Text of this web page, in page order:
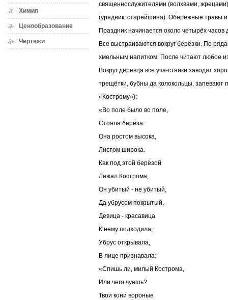
Химия
Ценообразование
Чертежи
священнослужителями (волхвами,
(урядник, старейшина). Обережные травы и
Праздник начинается около четырёх часов
Все выстраиваются вокруг берёзки. По
хмельным напитком. После читают любое
Вокруг деревца все уча-стники заводят
трещётки, бубны да колокольцы,
«Кострому»):
«Во поле было во поле,
Стояла берёза.
Она ростом высока,
Листом широка.
Как под этой берёзой
Лежал Кострома;
Он убитый - не убитый,
Да убрусом покрытый.
Девица - красавица
К нему подходила,
Убрус открывала,
В лице признавала:
«Спишь ли, милый Кострома,
Или чего чуешь?
Твои кони вороные